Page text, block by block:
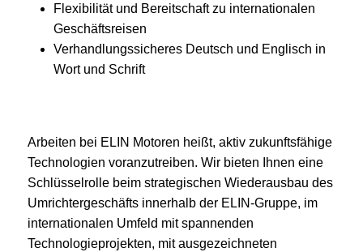
Flexibilität und Bereitschaft zu internationalen
Geschäftsreisen
Verhandlungssicheres Deutsch und Englisch in
Wort und Schrift
Arbeiten bei ELIN Motoren heißt, aktiv zukunftsfähige
Technologien voranzutreiben. Wir bieten Ihnen eine
Schlüsselrolle beim strategischen Wiederausbau des
Umrichtergeschäfts innerhalb der ELIN-Gruppe, im
internationalen Umfeld mit spannenden
Technologieprojekten, mit ausgezeichneten